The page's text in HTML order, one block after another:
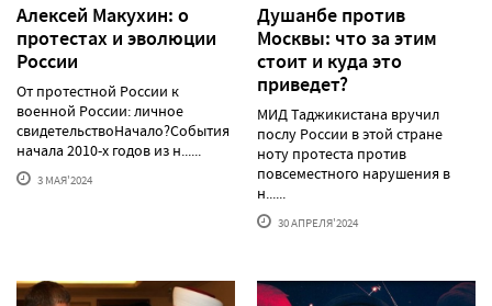
Алексей Макуxин: о
протестаx и эволюции
России
От протестной России к
военной России: личное
свидетельствоНачало?События
начала 2010-х годов из н......
3 МАЯ'2024
Душанбе против
Москвы: что за этим
стоит и куда это
приведет?
МИД Таджикистана вручил
послу России в этой стране
ноту протеста против
повсеместного нарушения в
н......
30 АПРЕЛЯ'2024